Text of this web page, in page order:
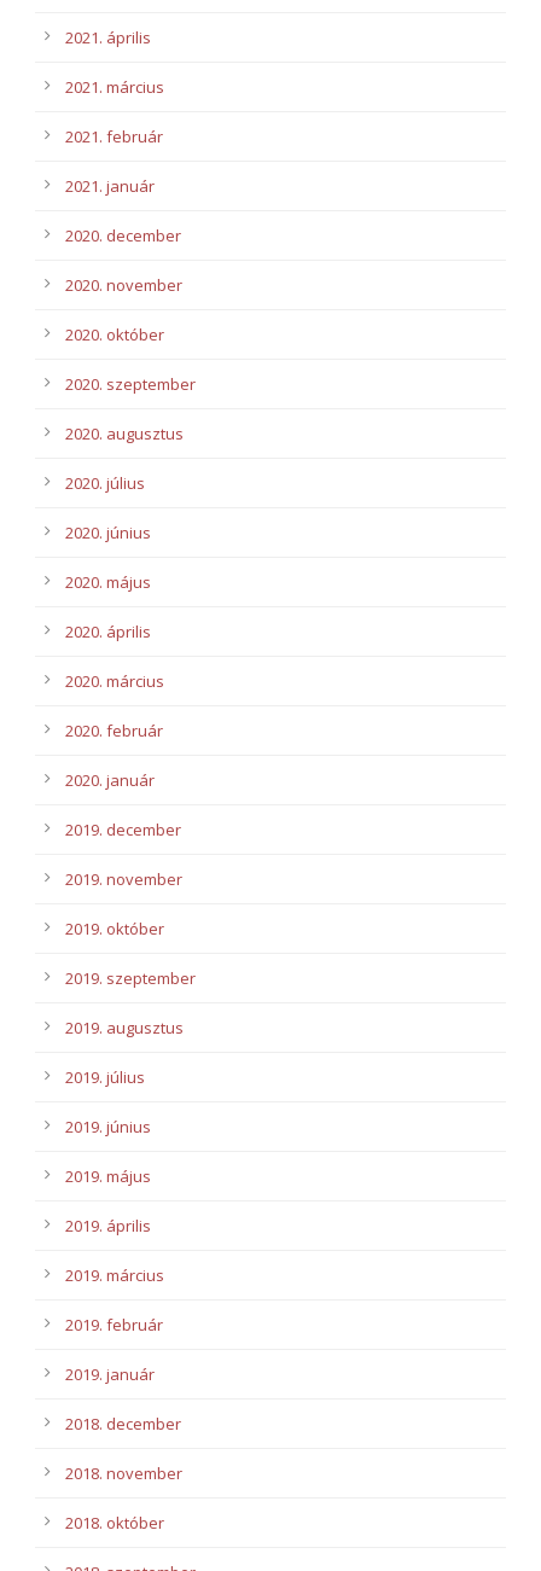
2021. április
2021. március
2021. február
2021. január
2020. december
2020. november
2020. október
2020. szeptember
2020. augusztus
2020. július
2020. június
2020. május
2020. április
2020. március
2020. február
2020. január
2019. december
2019. november
2019. október
2019. szeptember
2019. augusztus
2019. július
2019. június
2019. május
2019. április
2019. március
2019. február
2019. január
2018. december
2018. november
2018. október